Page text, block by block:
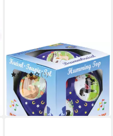
LENA®
Brummkreisel Pferdetraum
(1)
15,50 €
in 6-8 Werktagen bei dir